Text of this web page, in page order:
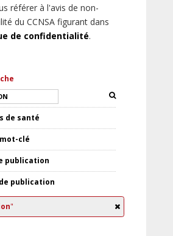
référer à l'avis de non-
du CCNSA figurant dans
de confidentialité.
de santé
clé
publication
publication
"